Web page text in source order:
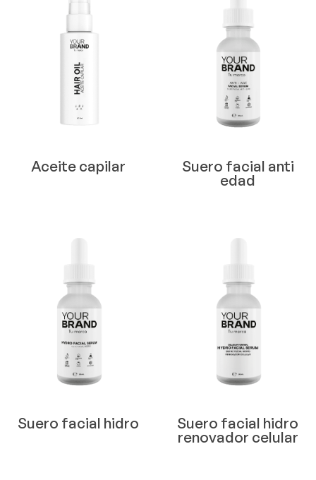
Aceite capilar Suero facial anti
edad
Suero facial hidro Suero facial hidro
renovador celular